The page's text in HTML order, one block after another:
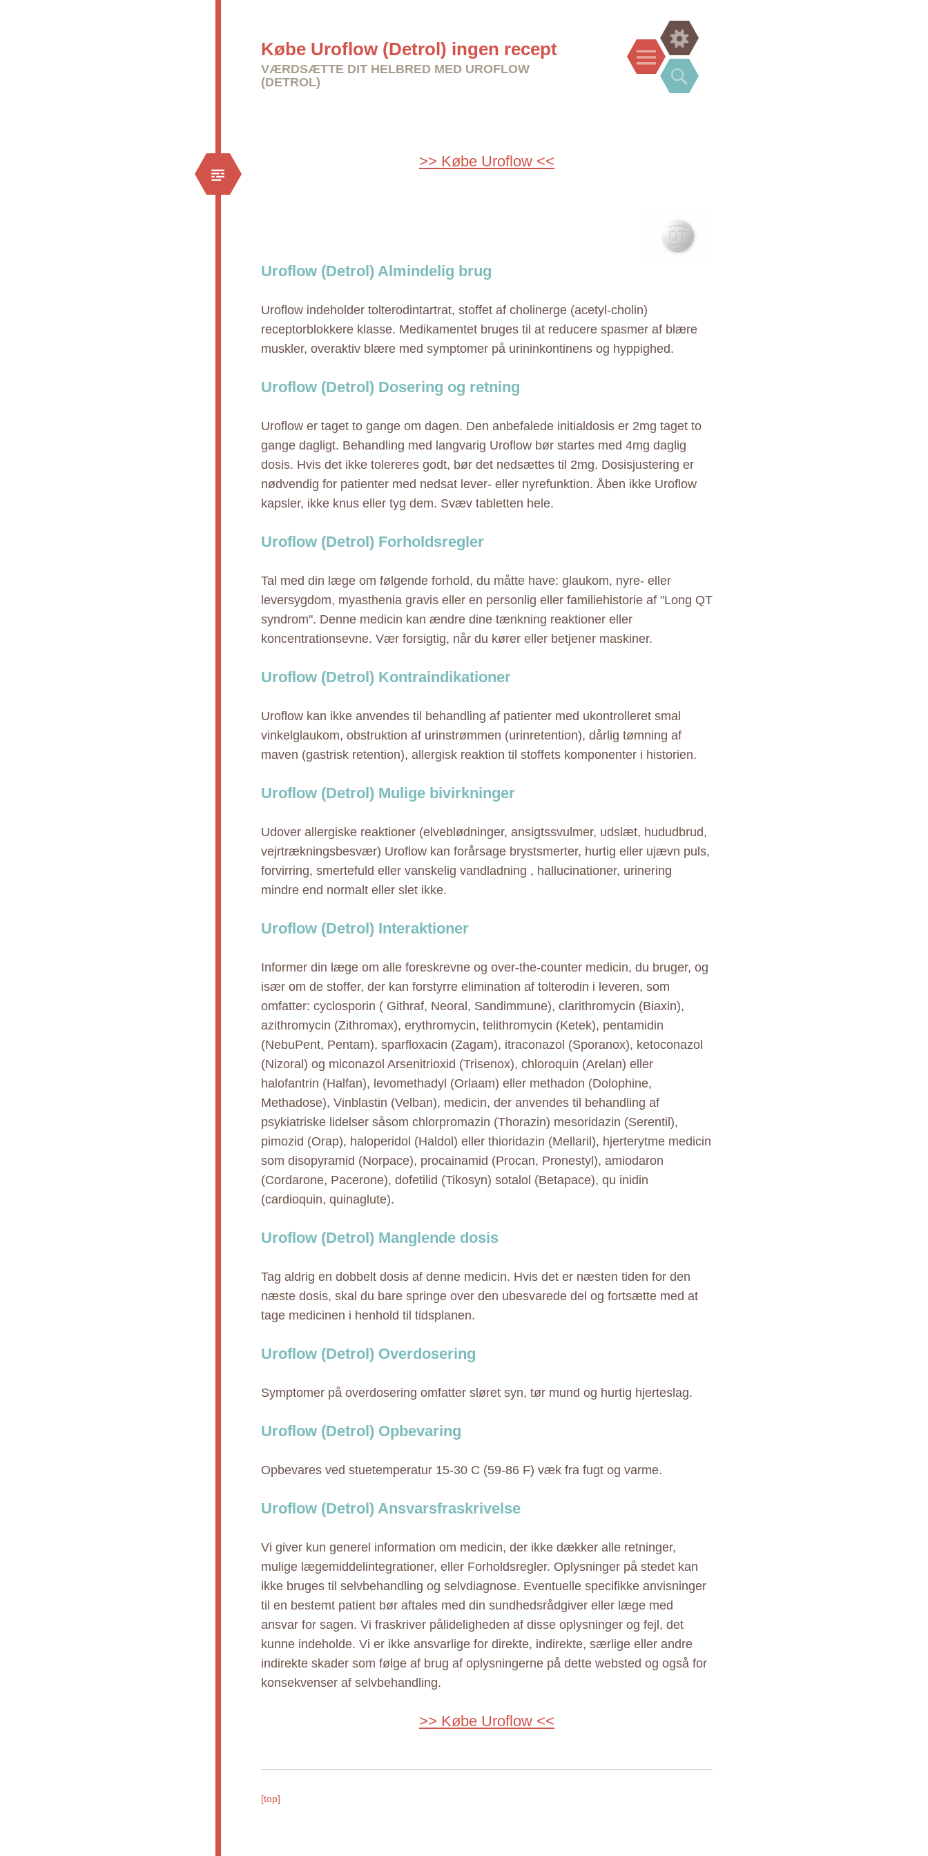
Købe Uroflow (Detrol) ingen recept
VÆRDSÆTTE DIT HELBRED MED UROFLOW
(DETROL)
Menu
Widgets
Search
>> Købe Uroflow <<
Uroflow (Detrol) Almindelig brug
Uroflow indeholder tolterodintartrat, stoffet af cholinerge (acetyl-cholin)
receptorblokkere klasse. Medikamentet bruges til at reducere spasmer af blære
muskler, overaktiv blære med symptomer på urininkontinens og hyppighed.
Uroflow (Detrol) Dosering og retning
Uroflow er taget to gange om dagen. Den anbefalede initialdosis er 2mg taget to
gange dagligt. Behandling med langvarig Uroflow bør startes med 4mg daglig
dosis. Hvis det ikke tolereres godt, bør det nedsættes til 2mg. Dosisjustering er
nødvendig for patienter med nedsat lever- eller nyrefunktion. Åben ikke Uroflow
kapsler, ikke knus eller tyg dem. Svæv tabletten hele.
Uroflow (Detrol) Forholdsregler
Tal med din læge om følgende forhold, du måtte have: glaukom, nyre- eller
leversygdom, myasthenia gravis eller en personlig eller familiehistorie af "Long QT
syndrom". Denne medicin kan ændre dine tænkning reaktioner eller
koncentrationsevne. Vær forsigtig, når du kører eller betjener maskiner.
Uroflow (Detrol) Kontraindikationer
Uroflow kan ikke anvendes til behandling af patienter med ukontrolleret smal
vinkelglaukom, obstruktion af urinstrømmen (urinretention), dårlig tømning af
maven (gastrisk retention), allergisk reaktion til stoffets komponenter i historien.
Uroflow (Detrol) Mulige bivirkninger
Udover allergiske reaktioner (elveblødninger, ansigtssvulmer, udslæt, hududbrud,
vejrtrækningsbesvær) Uroflow kan forårsage brystsmerter, hurtig eller ujævn puls,
forvirring, smertefuld eller vanskelig vandladning , hallucinationer, urinering
mindre end normalt eller slet ikke.
Uroflow (Detrol) Interaktioner
Informer din læge om alle foreskrevne og over-the-counter medicin, du bruger, og
især om de stoffer, der kan forstyrre elimination af tolterodin i leveren, som
omfatter: cyclosporin ( Githraf, Neoral, Sandimmune), clarithromycin (Biaxin),
azithromycin (Zithromax), erythromycin, telithromycin (Ketek), pentamidin
(NebuPent, Pentam), sparfloxacin (Zagam), itraconazol (Sporanox), ketoconazol
(Nizoral) og miconazol Arsenitrioxid (Trisenox), chloroquin (Arelan) eller
halofantrin (Halfan), levomethadyl (Orlaam) eller methadon (Dolophine,
Methadose), Vinblastin (Velban), medicin, der anvendes til behandling af
psykiatriske lidelser såsom chlorpromazin (Thorazin) mesoridazin (Serentil),
pimozid (Orap), haloperidol (Haldol) eller thioridazin (Mellaril), hjerterytme medicin
som disopyramid (Norpace), procainamid (Procan, Pronestyl), amiodaron
(Cordarone, Pacerone), dofetilid (Tikosyn) sotalol (Betapace), qu inidin
(cardioquin, quinaglute).
Uroflow (Detrol) Manglende dosis
Tag aldrig en dobbelt dosis af denne medicin. Hvis det er næsten tiden for den
næste dosis, skal du bare springe over den ubesvarede del og fortsætte med at
tage medicinen i henhold til tidsplanen.
Uroflow (Detrol) Overdosering
Symptomer på overdosering omfatter sløret syn, tør mund og hurtig hjerteslag.
Uroflow (Detrol) Opbevaring
Opbevares ved stuetemperatur 15-30 C (59-86 F) væk fra fugt og varme.
Uroflow (Detrol) Ansvarsfraskrivelse
Vi giver kun generel information om medicin, der ikke dækker alle retninger,
mulige lægemiddelintegrationer, eller Forholdsregler. Oplysninger på stedet kan
ikke bruges til selvbehandling og selvdiagnose. Eventuelle specifikke anvisninger
til en bestemt patient bør aftales med din sundhedsrådgiver eller læge med
ansvar for sagen. Vi fraskriver pålideligheden af disse oplysninger og fejl, det
kunne indeholde. Vi er ikke ansvarlige for direkte, indirekte, særlige eller andre
indirekte skader som følge af brug af oplysningerne på dette websted og også for
konsekvenser af selvbehandling.
>> Købe Uroflow <<
[top]